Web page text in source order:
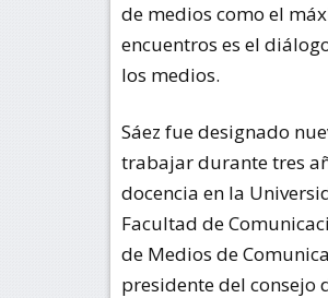
de medios como el
encuentros es el
los medios.
Sáez fue designado
trabajar durante tres
docencia en la
Facultad de
de Medios de
presidente del consejo